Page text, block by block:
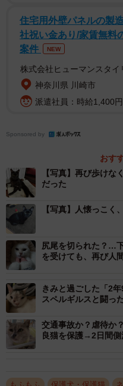
住宅用外壁パネルの製
社祝い金あり/家賃無料
案件
NEW
株式会社ヒューマンスタイ
神奈川県 川崎市
派遣社員：時給1,400
Sponsored by
おす
【写真】再び歩けな
だった
【写真】人懐っこく
尻尾を切られた？…
を受けても、再び人
きみと過ごした「2
スペルギルスと闘っ
交通事故か？虐待か
良猫を保護→2日間側